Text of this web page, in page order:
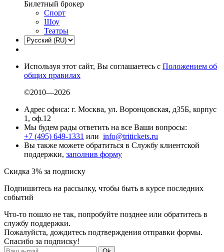
Билетный брокер
Спорт
Шоу
Театры
Используя этот сайт, Вы соглашаетесь с Положением об
общих правилах
©2010—2026
Адрес офиса: г. Москва, ул. Воронцовская, д35Б, корпус
1, оф.12
Мы будем рады ответить на все Ваши вопросы:
+7 (495) 649-1331 или info@tritickets.ru
Вы также можете обратиться в Службу клиентской
поддержки, заполнив форму
Скидка 3% за подписку
Подпишитесь на рассылку, чтобы быть в курсе последних
событий
Что-то пошло не так, попробуйте позднее или обратитесь в
службу поддержки.
Пожалуйста, дождитесь подтверждения отправки формы.
Спасибо за подписку!